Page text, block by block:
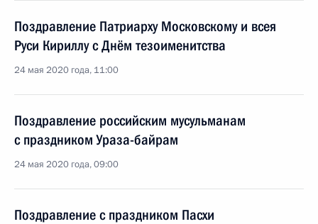
Поздравление Патриарху Московскому и всея
Руси Кириллу с Днём тезоименитства
24 мая 2020 года, 11:00
Поздравление российским мусульманам
с праздником Ураза-байрам
24 мая 2020 года, 09:00
Поздравление с праздником Пасхи